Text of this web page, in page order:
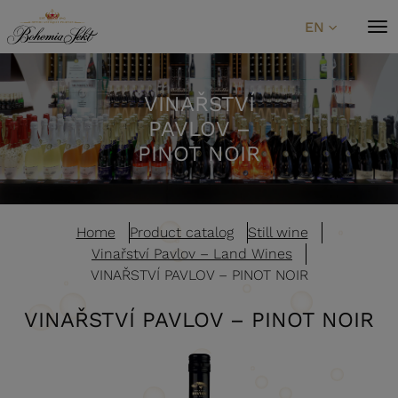
Skip to content
EN
VINAŘSTVÍ
PAVLOV –
PINOT NOIR
Home Product catalog
Still wine
Vinařství Pavlov – Land Wines
VINAŘSTVÍ PAVLOV – PINOT NOIR
VINAŘSTVÍ PAVLOV – PINOT NOIR